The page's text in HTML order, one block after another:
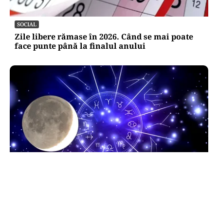
SOCIAL
Zile libere rămase în 2026. Când se mai poate
face punte până la finalul anului